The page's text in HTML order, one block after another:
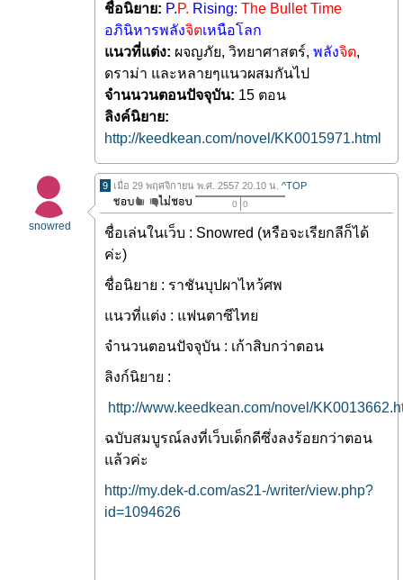
ชื่อนิยาย: P.P. Rising: The Bullet Time
อภินิหารพลังจิตเหนือโลก
แนวที่แต่ง: ผจญภัย, วิทยาศาสตร์, พลังจิต,
ดราม่า และหลายๆแนวผสมกันไป
จำนนวนตอนปัจจุบัน: 15 ตอน
ลิงค์นิยาย:
http://keedkean.com/novel/KK0015971.html
snowred
9 เมื่อ 29 พฤศจิกายน พ.ศ. 2557 20.10 น. ^TOP
0 0
ชื่อเล่นในเว็บ : Snowred (หรือจะเรียกลีก็ได้
ค่ะ)
ชื่อนิยาย : ราชันบุปผาไหว้ศพ
แนวที่แต่ง : แฟนตาซีไทย
จำนวนตอนปัจจุบัน : เก้าสิบกว่าตอน
ลิงก์นิยาย :
http://www.keedkean.com/novel/
ฉบับสมบูรณ์ลงที่เว็บเด็กดีซึ่งลงร้อยกว่าตอน
แล้วค่ะ
http://my.dek-d.com/as21-/writer/view.php?
id=1094626